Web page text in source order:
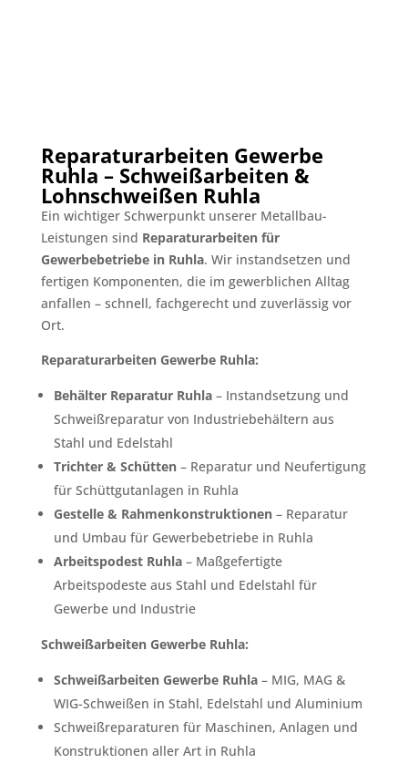
Reparaturarbeiten Gewerbe
Ruhla – Schweißarbeiten &
Lohnschweißen Ruhla
Ein wichtiger Schwerpunkt unserer Metallbau-
Leistungen sind Reparaturarbeiten für
Gewerbebetriebe in Ruhla. Wir instandsetzen und
fertigen Komponenten, die im gewerblichen Alltag
anfallen – schnell, fachgerecht und zuverlässig vor
Ort.
Reparaturarbeiten Gewerbe Ruhla:
Behälter Reparatur Ruhla– Instandsetzung und
Schweißreparatur von Industriebehältern aus
Stahl und Edelstahl
Trichter & Schütten– Reparatur und Neufertigung
für Schüttgutanlagen in Ruhla
Gestelle & Rahmenkonstruktionen– Reparatur
und Umbau für Gewerbebetriebe in Ruhla
Arbeitspodest Ruhla– Maßgefertigte
Arbeitspodeste aus Stahl und Edelstahl für
Gewerbe und Industrie
Schweißarbeiten Gewerbe Ruhla:
Schweißarbeiten Gewerbe Ruhla– MIG, MAG &
WIG-Schweißen in Stahl, Edelstahl und Aluminium
Schweißreparaturen für Maschinen, Anlagen und
Konstruktionen aller Art in Ruhla